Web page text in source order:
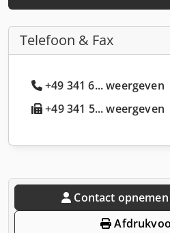
Telefoon & Fax
+49 341 6... weergeven
+49 341 5... weergeven
Contact